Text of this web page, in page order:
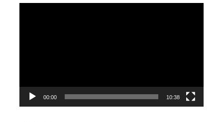
00:00 10:38